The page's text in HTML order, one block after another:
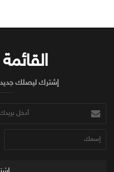
إشترك ليصلك جديد
بريدك